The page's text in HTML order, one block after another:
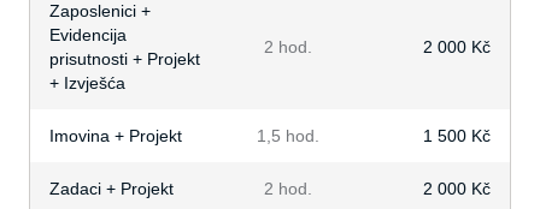
Zaposlenici +
Evidencija
prisutnosti + Projekt
+ Izvješća
2 hod. 2 000 Kč
Imovina + Projekt 1,5 hod. 1 500 Kč
Zadaci + Projekt 2 hod. 2 000 Kč